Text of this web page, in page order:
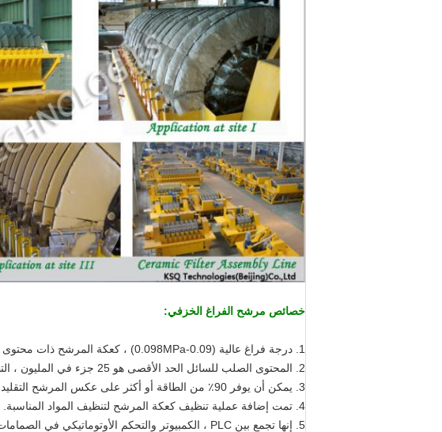
خصائص مرشح الفراغ الخزفي:
1. درجة فراغ عالية (0.09-0.098MPa) ، كعكة المرشح ذات محتوى مائي منخفض.
2. المحتوى الصلب للسائل الحد الأقصى هو 25 جزء في المليون ، التطبيق المتكرر متاح ، يتم تقليل الصرف.
3. يمكن أن يوفر 90٪ من الطاقة أو أكثر على عكس المرشح التقليدي باستهلاك منخفض وتكلفة منخفضة.
4. تمت إضافة عملية تنظيف كعكة المرشح لتنظيف المواد المناسبة.
5. إنها تجمع بين PLC ، الكمبيوتر والتحكم الأوتوماتيكي في الصمامات مع الأتمتة العالية وتم تخفيض قوة العمل.